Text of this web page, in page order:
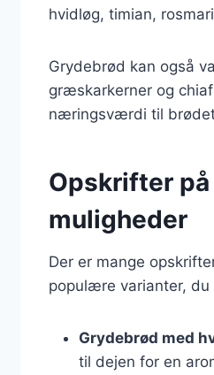
hvidløg, timian,
Grydebrød kan også
græskarkerner og
næringsværdi til
Opskrifter
muligheder
Der er mange
populære varianter, du
Grydebrød med
til dejen for en